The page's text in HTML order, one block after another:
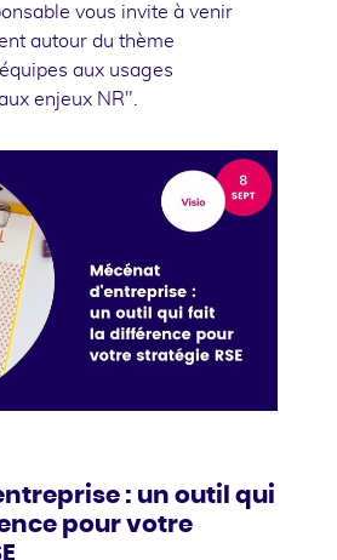
vous invite à venir
autour du thème
aux usages
enjeux NR".
: un outil qui
pour votre